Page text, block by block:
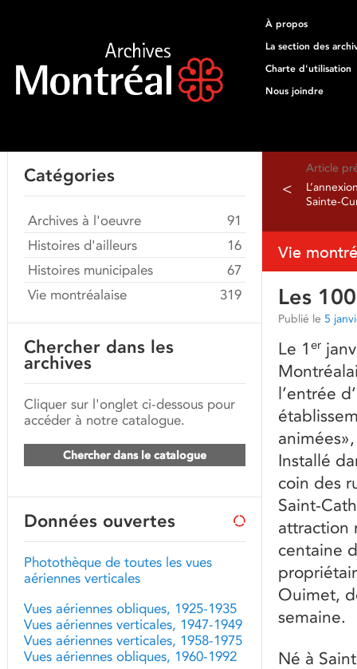
À propos
La section des
Charte d'utilisation
Nous joindre
Article
<
Sainte-
Vie
Les
Publié le 5
Le 1 er
l’entrée
Installé
coin des
Saint-
attraction
centaine
Ouimet,
semaine.
Né à
Catégories
Archives à l'oeuvre
91
Histoires d'ailleurs
16
Histoires municipales
67
Vie montréalaise
319
Chercher dans les
archives
Cliquer sur l'onglet ci-dessous pour
accéder à notre catalogue.
Chercher dans le catalogue
Données ouvertes
Photothèque de toutes les vues
aériennes verticales
Vues aériennes obliques, 1925-1935
Vues aériennes verticales, 1947-1949
Vues aériennes verticales, 1958-1975
Vues aériennes obliques, 1960-1992